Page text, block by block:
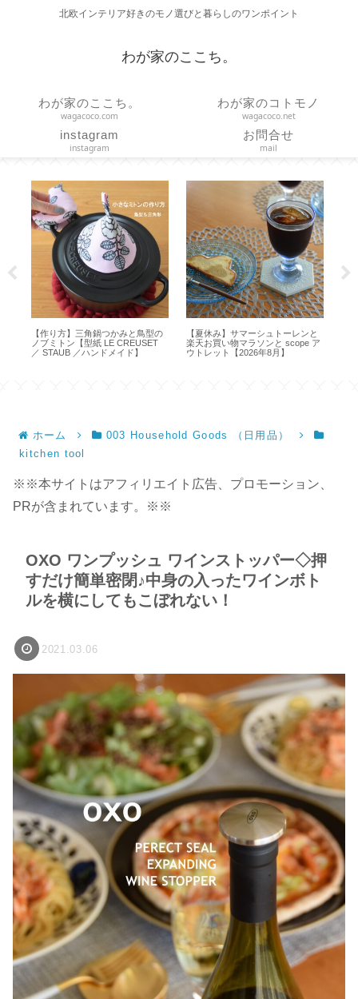
北欧インテリア好きのモノ選びと暮らしのワンポイント
わが家のここち。
わが家のここち。
wagacoco.com
わが家のコトモノ
wagacoco.net
instagram
instagram
お問合せ
mail
【作り方】三角鍋つかみと鳥型の
ノブミトン【型紙 LE CREUSET
／ STAUB ／ハンドメイド】
【夏休み】サマーシュトーレンと
楽天お買い物マラソンと scope ア
ウトレット【2026年8月】
ホーム
003 Household Goods （日用品）
kitchen tool
※※本サイトはアフィリエイト広告、プロモーション、
PRが含まれています。※※
OXO ワンプッシュ ワインストッパー◇押
すだけ簡単密閉♪中身の入ったワインボト
ルを横にしてもこぼれない！
2021.03.06